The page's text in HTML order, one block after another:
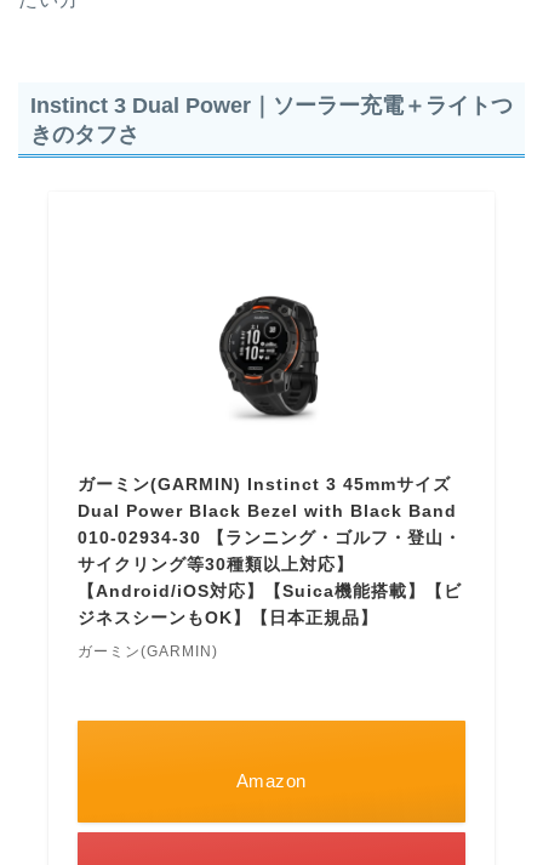
Instinct 3 Dual Power｜ソーラー充電＋ライトつ
きのタフさ
ガーミン(GARMIN) Instinct 3 45mmサイズ
Dual Power Black Bezel with Black Band
010-02934-30 【ランニング・ゴルフ・登山・
サイクリング等30種類以上対応】
【Android/iOS対応】【Suica機能搭載】【ビ
ジネスシーンもOK】【日本正規品】
ガーミン(GARMIN)
Amazon